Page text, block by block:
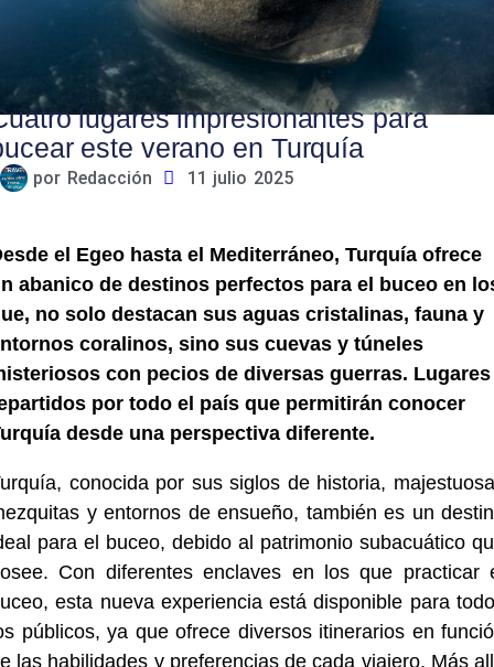
lugares impresionantes para
este verano en Turquía
por Redacción 11 julio 2025
el Egeo hasta el Mediterráneo, Turquía ofrece
abanico de destinos perfectos para el buceo en
no solo destacan sus aguas cristalinas, fauna y
coralinos, sino sus cuevas y túneles
con pecios de diversas guerras. Lugares
por todo el país que permitirán conocer
desde una perspectiva diferente.
conocida por sus siglos de historia,
y entornos de ensueño, también es un
para el buceo, debido al patrimonio subacuático
Con diferentes enclaves en los que practicar
esta nueva experiencia está disponible para
públicos, ya que ofrece diversos itinerarios en
las habilidades y preferencias de cada viajero. Más